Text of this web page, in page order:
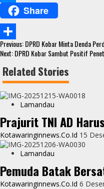
b
o
o
k
t
t
e
a
t
s
A
p
e
s
s
e
n
e
r
Share
S
a
r
Continue
Reading
Previous:DPRD Kobar Minta Denda
Next:DPRD Kobar Sambut Positif
Related Stories
Lamandau
Prajurit TNI AD
Kotawaringinnews.co.id 15
Lamandau
Pemuda Batak
Kotawaringinnews.co.id 6